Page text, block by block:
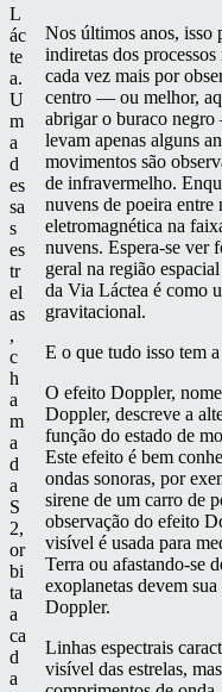
L
ác
te
a.
U
m
a
d
es
sa
s
es
tr
el
as
,
c
h
a
m
a
d
a
S
2,
or
bi
ta
a
ca
d
a
Nos últimos anos, isso
indiretas dos
cada vez mais por
centro — ou melhor,
abrigar o buraco
levam apenas alguns
movimentos são
de infravermelho.
nuvens de poeira entre
eletromagnética na
nuvens. Espera-se ver
geral na região
da Via Láctea é como
gravitacional.
E o que tudo isso tem
O efeito Doppler,
Doppler, descreve a
função do estado de
Este efeito é bem
ondas sonoras, por
sirene de um carro de
observação do efeito
visível é usada para
Terra ou afastando-se
exoplanetas devem
Doppler.
Linhas espectrais
visível das estrelas,